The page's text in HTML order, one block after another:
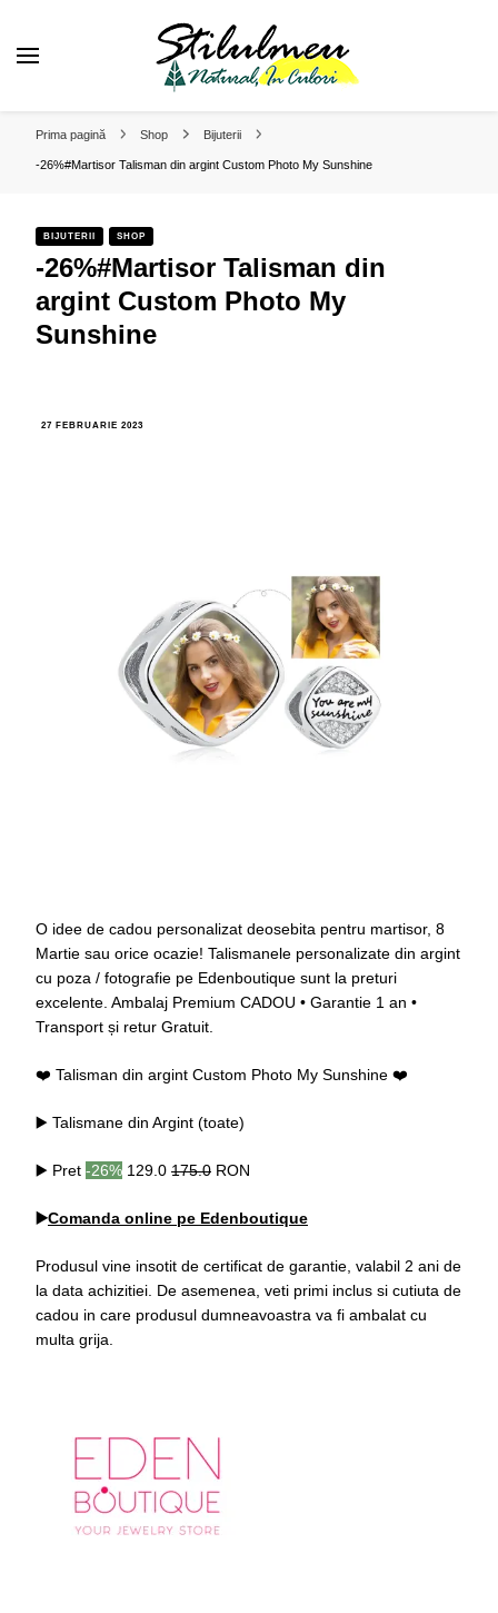
Prima pagină Shop Bijuterii
-26%#Martisor Talisman din argint Custom Photo My Sunshine
BIJUTERII SHOP
-26%#Martisor Talisman din
argint Custom Photo My
Sunshine
27 FEBRUARIE 2023
O idee de cadou personalizat deosebita pentru martisor, 8
Martie sau orice ocazie! Talismanele personalizate din argint
cu poza / fotografie pe Edenboutique sunt la preturi
excelente. Ambalaj Premium CADOU • Garantie 1 an •
Transport și retur Gratuit.
❤️ Talisman din argint Custom Photo My Sunshine ❤️
▶️ Talismane din Argint (toate)
▶️ Pret -26% 129.0 175.0 RON
▶️Comanda online pe Edenboutique
Produsul vine insotit de certificat de garantie, valabil 2 ani de
la data achizitiei. De asemenea, veti primi inclus si cutiuta de
cadou in care produsul dumneavoastra va fi ambalat cu
multa grija.